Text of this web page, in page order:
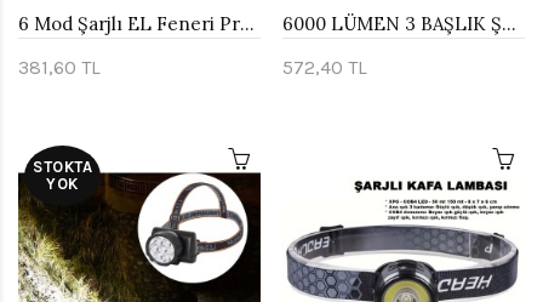
6 Mod Şarjlı EL Feneri Projektör Tipi Watton Wt-615
381,60 TL
6000 LÜMEN 3 BAŞLIK ŞARJLI KAFA LAMBASI WATTON WT-630
572,40 TL
STOKTA
YOK